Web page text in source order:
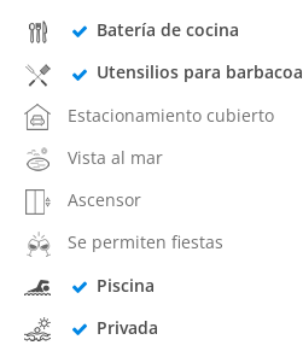
Batería de cocina
Utensilios para barbacoa
Estacionamiento cubierto
Vista al mar
Ascensor
Se permiten fiestas
Piscina
Privada